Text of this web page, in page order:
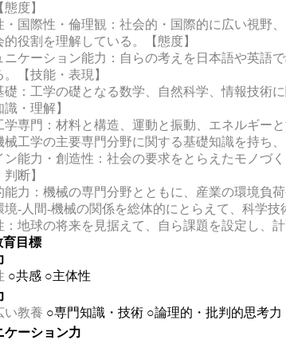
度】
国際性・倫理観：社会的・国際的に広い視野
的役割を理解している。【態度】
ケーション能力：自らの考えを日本語や英語
。【技能・表現】
：工学の礎となる数学、自然科学、情報技術
・理解】
専門：材料と構造、運動と振動、エネルギー
械工学の主要専門分野に関する基礎知識を持ち
能力・創造性：社会の要求をとらえたモノづ
判断】
力：機械の専門分野とともに、産業の環境負
境-人間-機械の関係を総体的にとらえて、科学技
地球の将来を見据えて、自ら課題を設定し、
育目標
○共感 ○主体性
教養 ○専門知識・技術 ○論理的・批判的思考力
ケーション力